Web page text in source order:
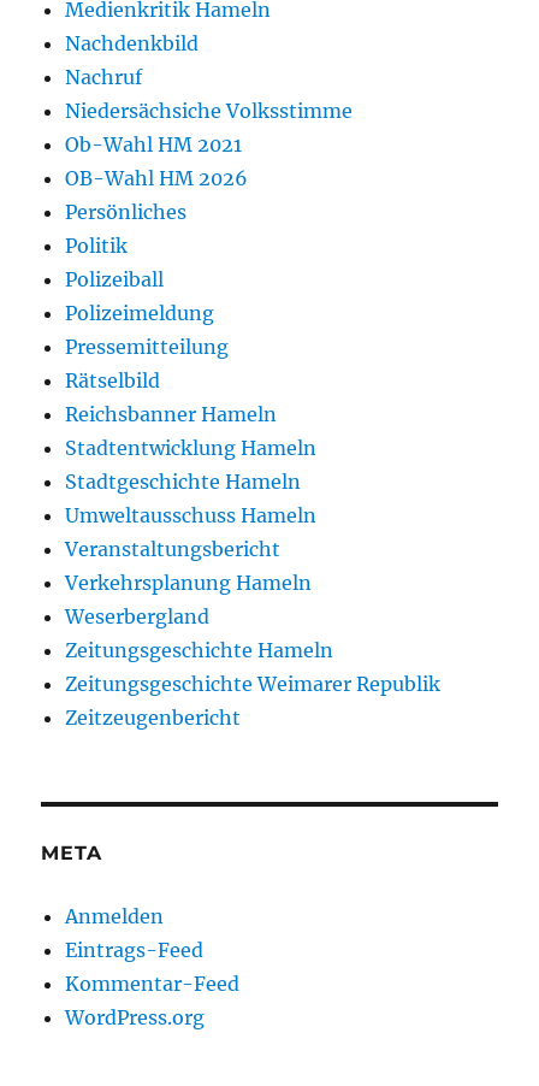
Medienkritik Hameln
Nachdenkbild
Nachruf
Niedersächsiche Volksstimme
Ob-Wahl HM 2021
OB-Wahl HM 2026
Persönliches
Politik
Polizeiball
Polizeimeldung
Pressemitteilung
Rätselbild
Reichsbanner Hameln
Stadtentwicklung Hameln
Stadtgeschichte Hameln
Umweltausschuss Hameln
Veranstaltungsbericht
Verkehrsplanung Hameln
Weserbergland
Zeitungsgeschichte Hameln
Zeitungsgeschichte Weimarer Republik
Zeitzeugenbericht
META
Anmelden
Eintrags-Feed
Kommentar-Feed
WordPress.org